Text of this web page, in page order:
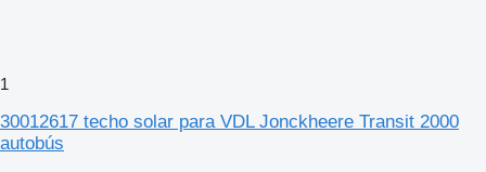
1
30012617 techo solar para VDL Jonckheere Transit 2000
autobús